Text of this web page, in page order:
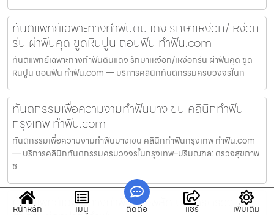
ทันตแพทย์เฉพาะทางทำฟันดินแดง รักษาเหงือก/เหงือก
ร่น ผ่าฟันคุด ขูดหินปูน ถอนฟัน ทำฟัน.com
ทันตแพทย์เฉพาะทางทำฟันดินแดง รักษาเหงือก/เหงือกร่น ผ่าฟันคุด ขูด
หินปูน ถอนฟัน ทำฟัน.com — บริการคลินิกทันตกรรมครบวงจรในก
ทันตกรรมเพื่อความงามทำฟันบางเขน คลินิกทำฟัน
กรุงเทพ ทำฟัน.com
ทันตกรรมเพื่อความงามทำฟันบางเขน คลินิกทำฟันกรุงเทพ ทำฟัน.com
— บริการคลินิกทันตกรรมครบวงจรในกรุงเทพ–ปริมณฑล: ตรวจสุขภาพ
ช
ทันตแพทย์เฉพาะทางทำฟันบางพลัด บริการตรวจ
หน้าหลัก เมนู ติดต่อ แชร์ เพิ่มเติม